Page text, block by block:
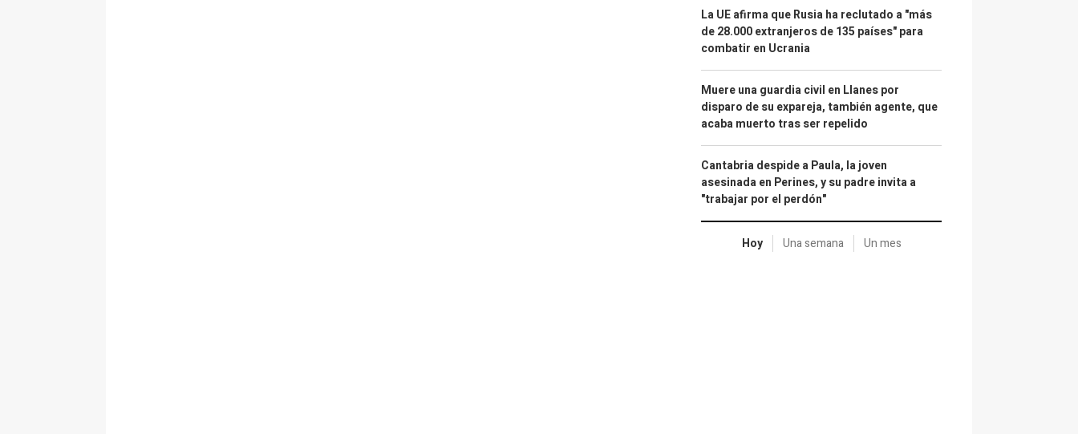
La UE afirma que Rusia ha reclutado a "más
de 28.000 extranjeros de 135 países" para
combatir en Ucrania
Muere una guardia civil en Llanes por
disparo de su expareja, también agente, que
acaba muerto tras ser repelido
Cantabria despide a Paula, la joven
asesinada en Perines, y su padre invita a
"trabajar por el perdón"
Hoy Una semana Un mes